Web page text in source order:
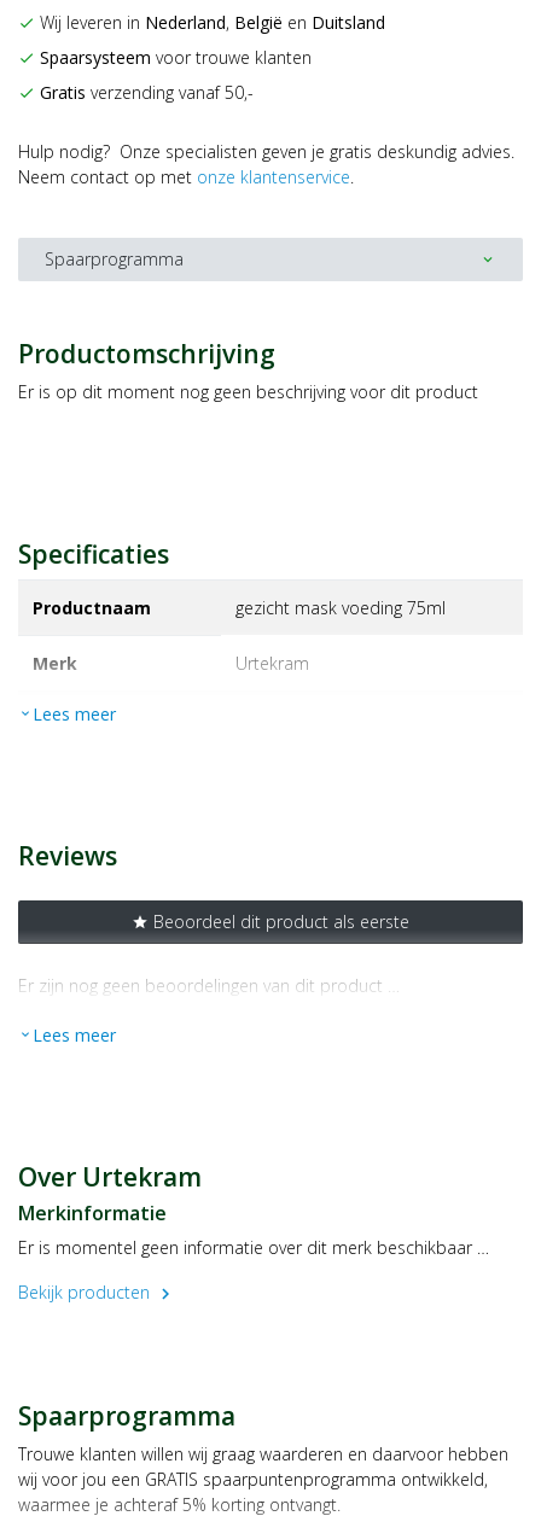
check Wij leveren in Nederland, België en Duitsland
check Spaarsysteem voor trouwe klanten
check Gratis verzending vanaf 50,-
Hulp nodig? Onze specialisten geven je gratis deskundig advies.
Neem contact op met onze klantenservice.
Spaarprogramma expand_more
Productomschrijving
Er is op dit moment nog geen beschrijving voor dit product
Specificaties
Productnaam gezicht mask voeding 75ml
Merk urtekram
EAN
expand_more Lees meer
Reviews
star Beoordeel dit product als eerste
Er zijn nog geen beoordelingen van dit product …
expand_more Lees meer
Over Urtekram
Merkinformatie
Er is momentel geen informatie over dit merk beschikbaar …
Bekijk producten
chevron_right
Spaarprogramma
Trouwe klanten willen wij graag waarderen en daarvoor hebben
wij voor jou een GRATIS spaarpuntenprogramma ontwikkeld,
waarmee je achteraf 5% korting ontvangt.